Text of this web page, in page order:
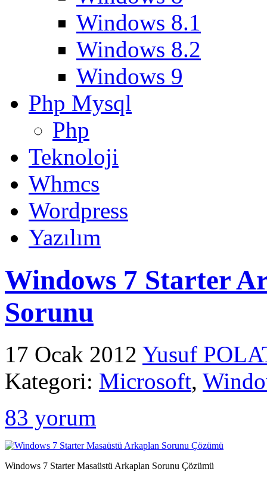
Windows 8.1
Windows 8.2
Windows 9
Php Mysql
Php
Teknoloji
Whmcs
Wordpress
Yazılım
Windows 7 Starter
Sorunu
17 Ocak 2012 Yusuf
Kategori: Microsoft,
83 yorum
Windows 7 Starter Masaüstü Arkaplan Sorunu Çözümü